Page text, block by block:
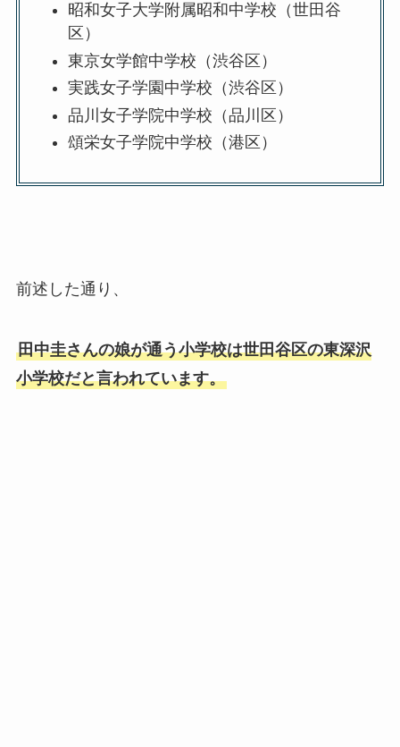
昭和女子大学附属昭和中学校（世田谷
区）
東京女学館中学校（渋谷区）
実践女子学園中学校（渋谷区）
品川女子学院中学校（品川区）
頌栄女子学院中学校（港区）
前述した通り、
田中圭さんの娘が通う小学校は世田谷区の東深沢
小学校だと言われています。